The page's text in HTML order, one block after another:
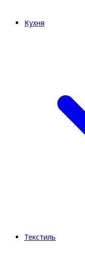
Кухня
Текстиль